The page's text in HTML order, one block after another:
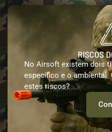
RISCOS
No Airsoft existem dois
específico e o ambiental.
estes riscos?